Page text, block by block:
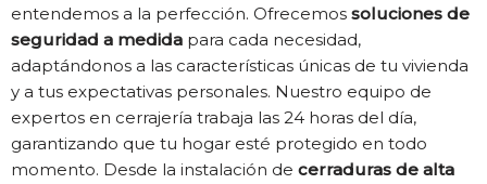
entendemos a la perfección. Ofrecemos soluciones de
seguridad a medida para cada necesidad,
adaptándonos a las características únicas de tu vivienda
y a tus expectativas personales. Nuestro equipo de
expertos en cerrajería trabaja las 24 horas del día,
garantizando que tu hogar esté protegido en todo
momento. Desde la instalación de cerraduras de alta